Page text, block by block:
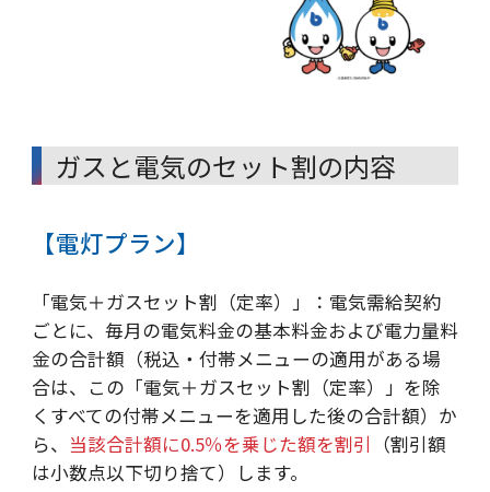
ガスと電気のセット割の内容
【電灯プラン】
「電気＋ガスセット割（定率）」：電気需給契約
ごとに、毎月の電気料金の基本料金および電力量料
金の合計額（税込・付帯メニューの適用がある場
合は、この「電気＋ガスセット割（定率）」を除
くすべての付帯メニューを適用した後の合計額）か
ら、 当該合計額に0.5％を乗じた額を割引 （割引額
は小数点以下切り捨て）します。